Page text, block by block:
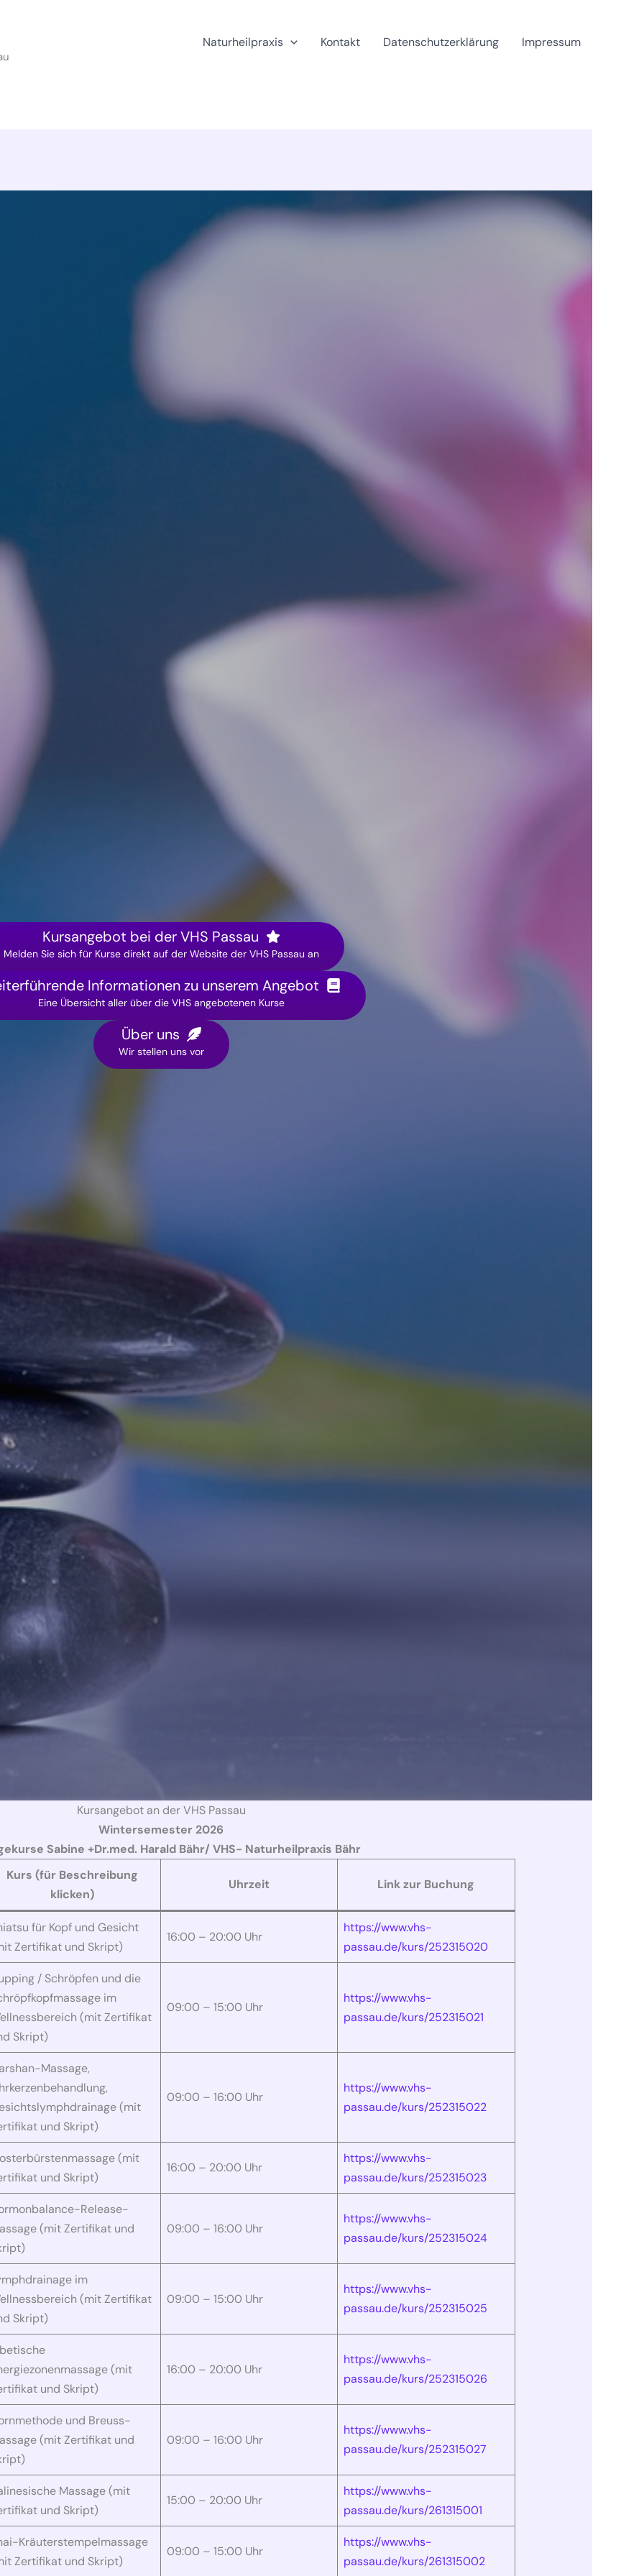
Naturheilpraxis Kontakt Datenschutzerklärung Impressum
Kursangebot bei der VHS Passau
Melden Sie sich für Kurse direkt auf der Website der VHS Passau an
Informationen zu unserem Angebot
Eine Übersicht aller über die VHS angebotenen Kurse
Über uns
Wir stellen uns vor
Kursangebot an der VHS Passau
Wintersemester 2026
Sabine +Dr.med. Harald Bähr/ VHS- Naturheilpraxis Bähr
Kurs (für Beschreibung
klicken)
Uhrzeit Link zur Buchung
für Kopf und Gesicht
Zertifikat und Skript)
16:00 – 20:00 Uhr
https://www.vhs-
passau.de/kurs/252315020
/ Schröpfen und die
im
(mit Zertifikat
Skript)
09:00 – 15:00 Uhr
https://www.vhs-
passau.de/kurs/252315021
Massage,
(mit
und Skript)
09:00 – 16:00 Uhr
https://www.vhs-
passau.de/kurs/252315022
(mit
und Skript)
16:00 – 20:00 Uhr
https://www.vhs-
passau.de/kurs/252315023
Release-
(mit Zertifikat und
09:00 – 16:00 Uhr
https://www.vhs-
passau.de/kurs/252315024
im
(mit Zertifikat
Skript)
09:00 – 15:00 Uhr
https://www.vhs-
passau.de/kurs/252315025
(mit
und Skript)
16:00 – 20:00 Uhr
https://www.vhs-
passau.de/kurs/252315026
und Breuss-
(mit Zertifikat und
09:00 – 16:00 Uhr
https://www.vhs-
passau.de/kurs/252315027
Massage (mit
und Skript)
15:00 – 20:00 Uhr
https://www.vhs-
passau.de/kurs/261315001
Kräuterstempelmassage
Zertifikat und Skript)
09:00 – 15:00 Uhr
https://www.vhs-
passau.de/kurs/261315002